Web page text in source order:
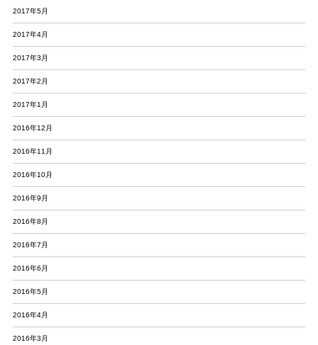
2017年5月
2017年4月
2017年3月
2017年2月
2017年1月
2016年12月
2016年11月
2016年10月
2016年9月
2016年8月
2016年7月
2016年6月
2016年5月
2016年4月
2016年3月